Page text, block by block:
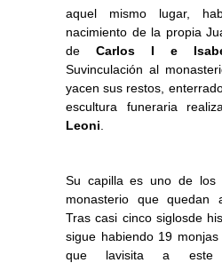
aquel mismo lugar,
nacimiento de la propia
de Carlos I e
Suvinculación al
yacen sus restos,
escultura funeraria
Leoni
Su capilla es uno de los
monasterio que quedan
Tras casi cinco siglosde
sigue habiendo 19
que lavisita a este